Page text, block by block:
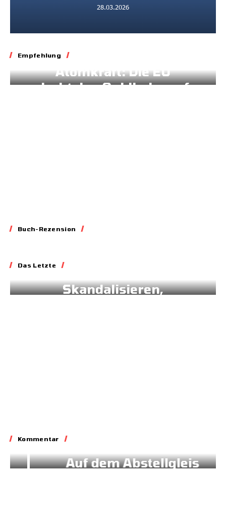
28.03.2026
Empfehlung
Atomkraft: Die EU
dreht den Geldhahn auf
Buch-Rezension
Das Letzte
Skandalisieren,
Kommentar
Auf dem Abstellgleis